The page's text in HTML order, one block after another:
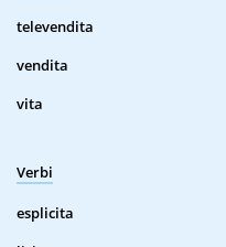
televendita
vendita
vita
Verbi
esplicita